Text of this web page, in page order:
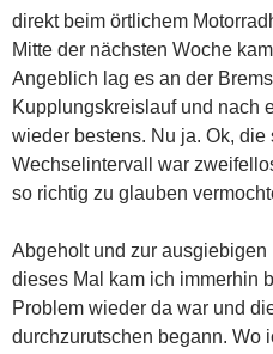
direkt beim örtlichem
Mitte der nächsten Woche
Angeblich lag es an der
Kupplungskreislauf und nach
wieder bestens. Nu ja. Ok,
Wechselintervall war
so richtig zu glauben
Abgeholt und zur ausgiebigen
dieses Mal kam ich immerhin
Problem wieder da war und
durchzurutschen begann. Wo